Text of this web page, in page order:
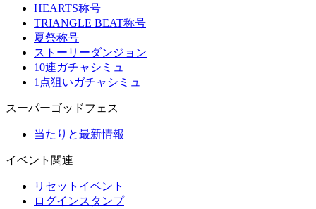
HEARTS称号
TRIANGLE BEAT称号
夏祭称号
ストーリーダンジョン
10連ガチャシミュ
1点狙いガチャシミュ
スーパーゴッドフェス
当たりと最新情報
イベント関連
リセットイベント
ログインスタンプ